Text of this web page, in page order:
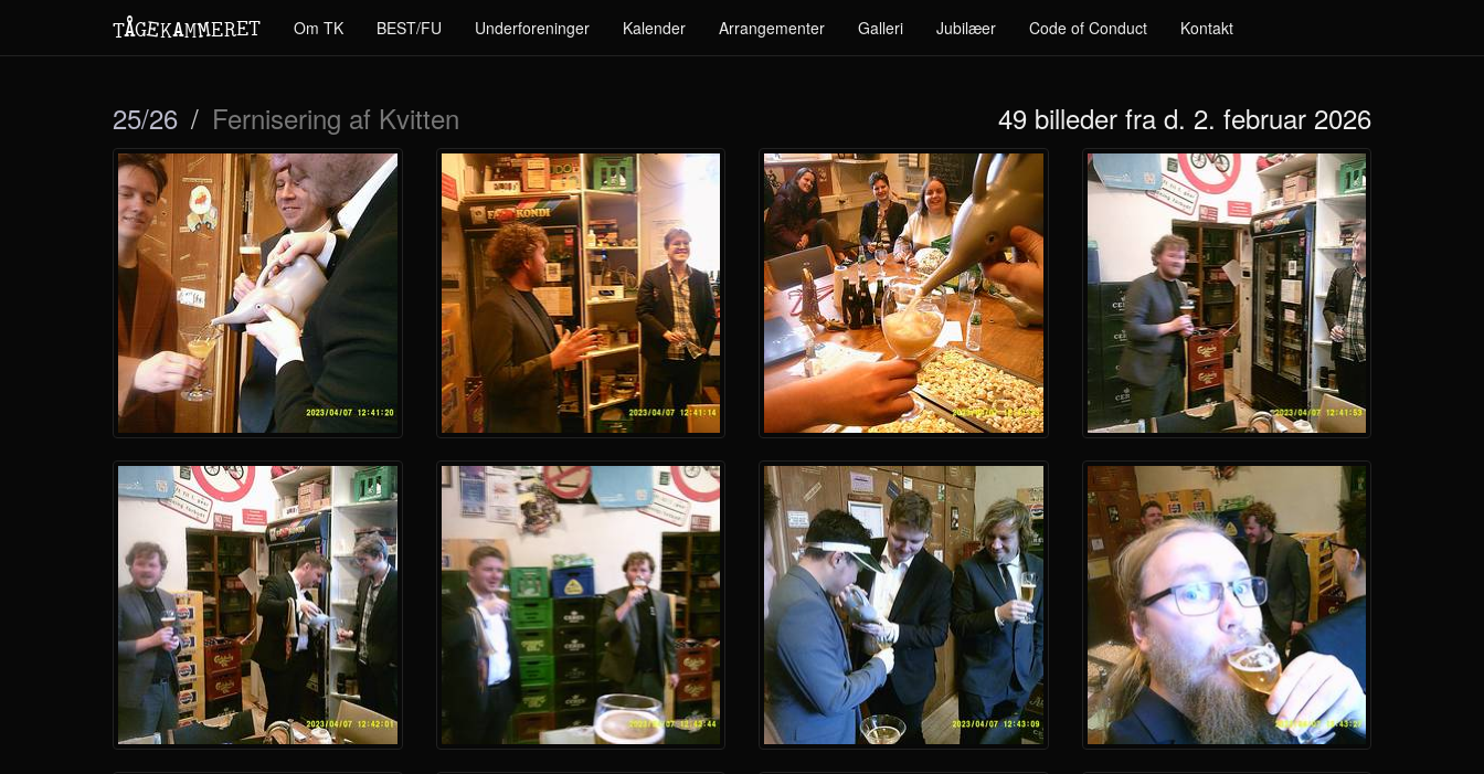
TÅGEKAMMERET Om TK BEST/FU Underforeninger Kalender Arrangementer Galleri Jubilæer Code of Conduct Kontakt
25/26 Fernisering af Kvitten 49 billeder fra d. 2. februar 2026